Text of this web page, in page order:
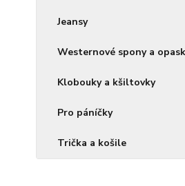
Jeansy
Westernové spony a
Klobouky a kšiltovky
Pro páníčky
Trička a košile